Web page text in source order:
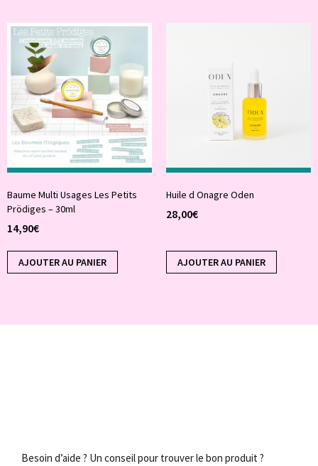
Baume Multi Usages Les Petits
Prödiges – 30ml
14,90€
AJOUTER AU PANIER
Huile d Onagre Oden
28,00€
AJOUTER AU PANIER
Besoin d’aide ? Un conseil pour trouver le bon produit ?